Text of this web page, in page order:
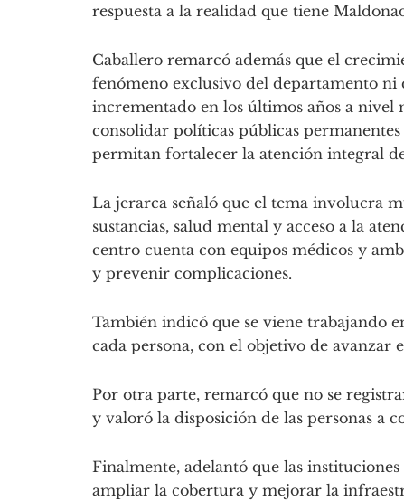
respuesta a la realidad que tiene
Caballero remarcó además que el
fenómeno exclusivo del departamento ni
incrementado en los últimos años a nivel
consolidar políticas públicas
permitan fortalecer la atención integral
La jerarca señaló que el tema involucra
sustancias, salud mental y acceso a la
centro cuenta con equipos médicos y
y prevenir complicaciones.
También indicó que se viene trabajando
cada persona, con el objetivo de avanzar
Por otra parte, remarcó que no se
y valoró la disposición de las personas a
Finalmente, adelantó que las
ampliar la cobertura y mejorar la